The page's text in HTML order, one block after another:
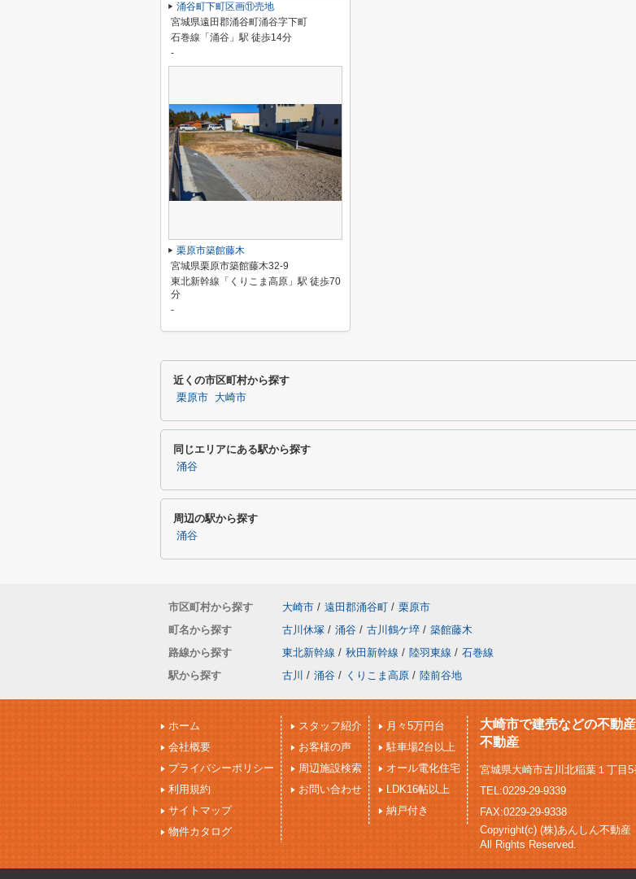
涌谷町下町区画⑪売地
宮城県遠田郡涌谷町涌谷字下町
石巻線「涌谷」駅 徒歩14分
-
栗原市築館藤木
宮城県栗原市築館藤木32-9
東北新幹線「くりこま高原」駅 徒歩70
分
-
近くの市区町村から探す
栗原市 大崎市
同じエリアにある駅から探す
涌谷
周辺の駅から探す
涌谷
市区町村から探す 大崎市 / 遠田郡涌谷町 / 栗原市
町名から探す
古川休塚 / 涌谷 / 古川鶴ケ埣 / 築館藤木
路線から探す
東北新幹線 / 秋田新幹線 / 陸羽東線 / 石巻線
駅から探す
古川 / 涌谷 / くりこま高原 / 陸前谷地
ホーム
会社概要
プライバシーポリシー
利用規約
サイトマップ
物件カタログ
スタッフ紹介
お客様の声
周辺施設検索
お問い合わせ
月々5万円台
駐車場2台以上
オール電化住宅
LDK16帖以上
納戸付き
大崎市で建売などの不動
不動産
宮城県大崎市古川北稲葉１丁目
TEL:0229-29-9339
FAX:0229-29-9338
Copyright(c) (株)あんしん不動産
All Rights Reserved.